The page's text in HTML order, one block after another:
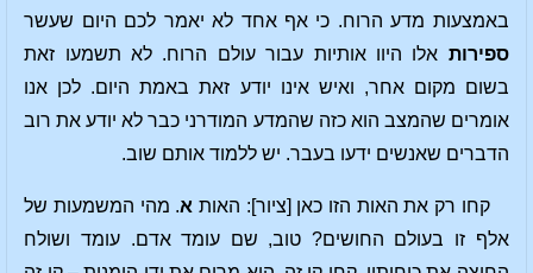
באמצעות מדע הרוח. כי אף אחד לא יאמר לכם היום שעשר
ספירות אלו היוו אותיות עבור עולם הרוח. לא תשמעו זאת
בשום מקום אחר, ואיש אינו יודע זאת באמת היום. לכן אנו
אומרים שהמצב הוא כזה שהמדע המודרני כבר לא יודע את רוב
הדברים שאנשים ידעו בעבר. יש ללמוד אותם שוב.
קחו רק את האות הזו כאן [ציור]: האות א. מהי המשמעות של
אלף זו בעולם החושים? טוב, שם עומד אדם. עומד ושולח